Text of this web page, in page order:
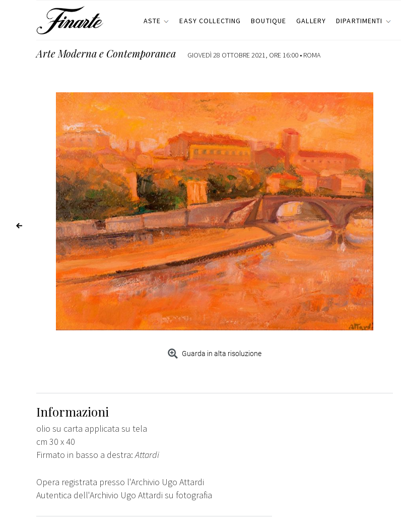
ASTE EASY COLLECTING BOUTIQUE GALLERY DIPARTIMENTI
Arte Moderna e Contemporanea GIOVEDÌ 28 OTTOBRE 2021, ORE 16:00 • ROMA
Guarda in alta risoluzione
Informazioni
olio su carta applicata su tela
cm 30 x 40
Firmato in basso a destra:Attardi
Opera registrata presso l'Archivio Ugo Attardi
Autentica dell'Archivio Ugo Attardi su fotografia